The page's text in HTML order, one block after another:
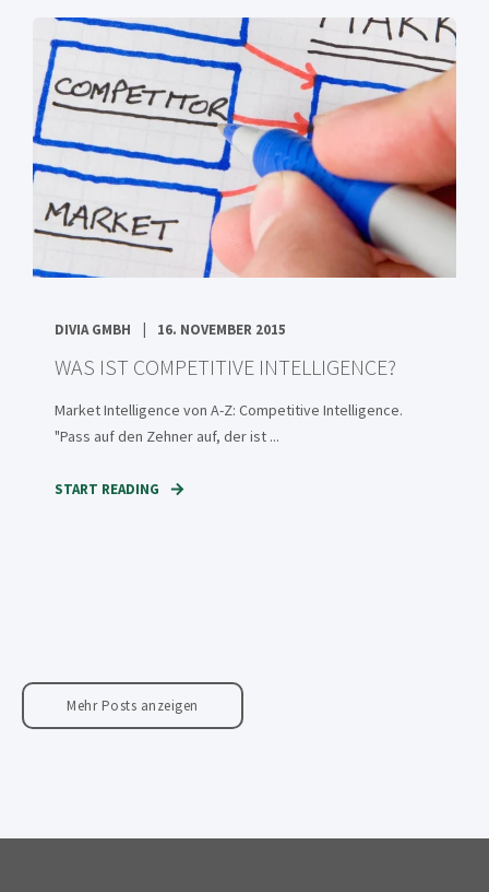
DIVIA GMBH 16. NOVEMBER 2015
WAS IST COMPETITIVE INTELLIGENCE?
Market Intelligence von A-Z: Competitive Intelligence.
"Pass auf den Zehner auf, der ist ...
START READING
Mehr Posts anzeigen